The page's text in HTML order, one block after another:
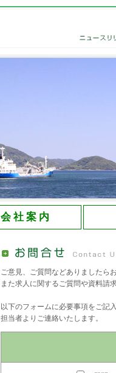
会 社 案 内
ご意見、ご質問などありましたら
また求人に関するご質問や資料請
以下のフォームに必要事項をご記
担当者よりご連絡いたします。